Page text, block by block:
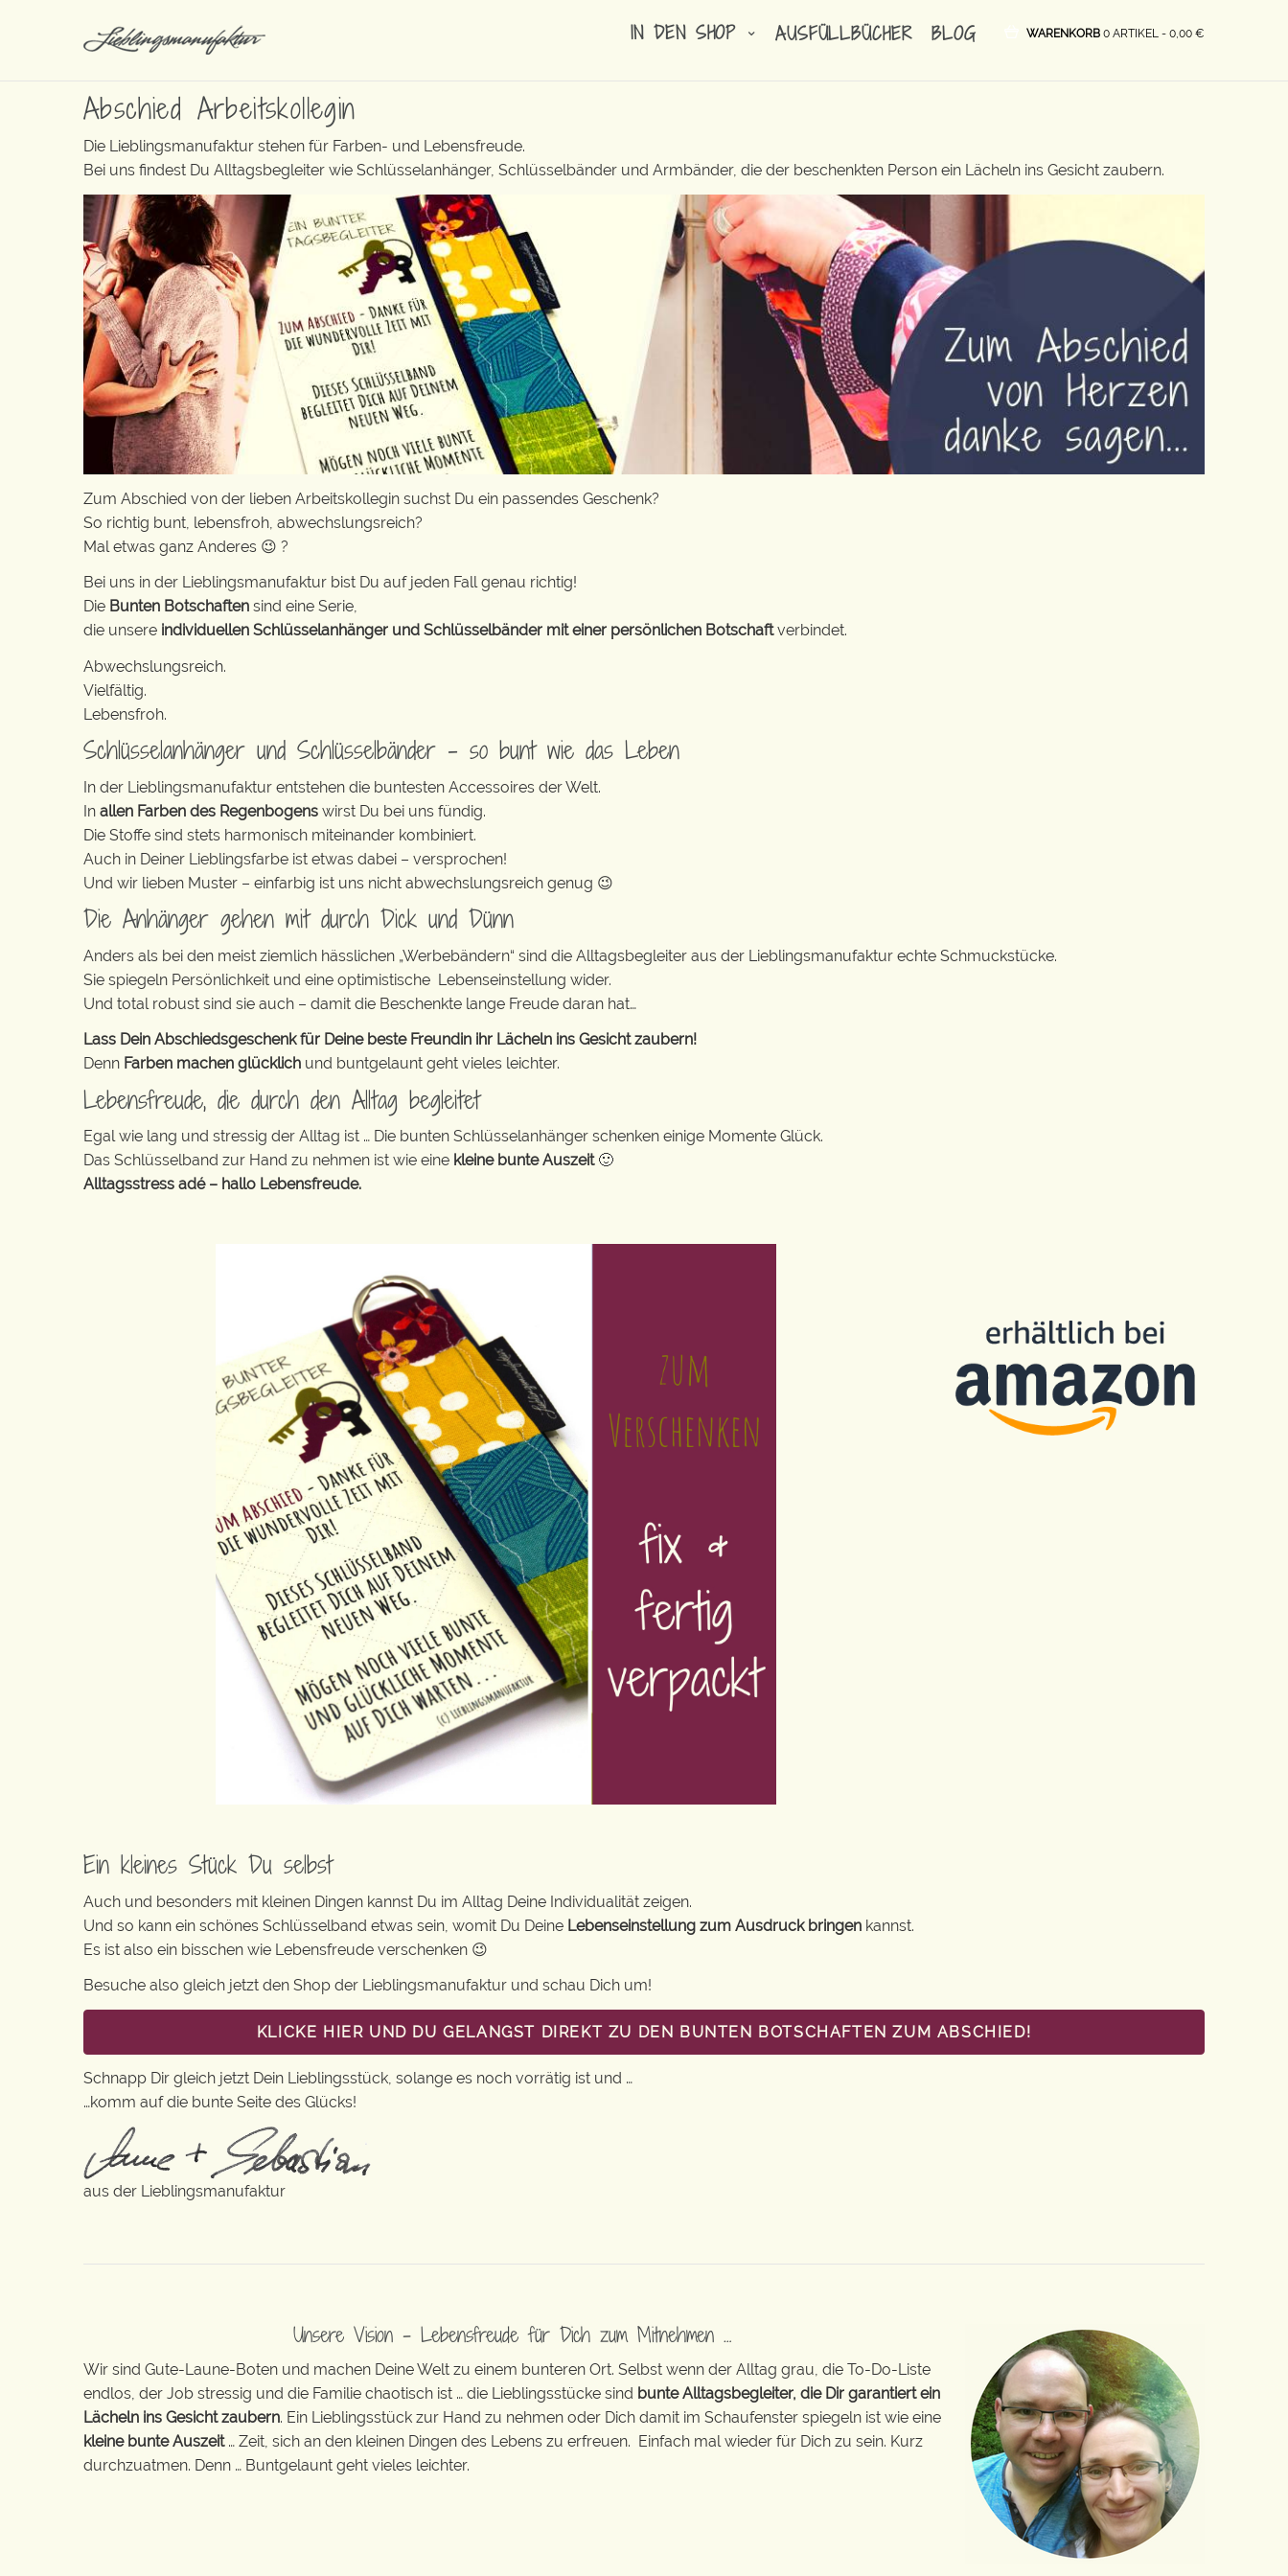
IN DEN SHOP AUSFÜLLBÜCHER BLOG WARENKORB 0 ARTIKEL - 0,00 €
Abschied Arbeitskollegin
Die Lieblingsmanufaktur stehen für Farben- und Lebensfreude.
Bei uns findest Du Alltagsbegleiter wie Schlüsselanhänger, Schlüsselbänder und Armbänder, die der beschenkten Person ein Lächeln ins Gesicht zaubern.
Zum Abschied von der lieben Arbeitskollegin suchst Du ein passendes Geschenk?
So richtig bunt, lebensfroh, abwechslungsreich?
Mal etwas ganz Anderes 😉 ?
Bei uns in der Lieblingsmanufaktur bist Du auf jeden Fall genau richtig!
Die Bunten Botschaften sind eine Serie,
die unsere individuellen Schlüsselanhänger und Schlüsselbänder mit einer persönlichen Botschaftverbindet.
Abwechslungsreich.
Vielfältig.
Lebensfroh.
Schlüsselanhänger und Schlüsselbänder – so bunt wie das Leben
In der Lieblingsmanufaktur entstehen die buntesten Accessoires der Welt.
In allen Farben des Regenbogens wirst Du bei uns fündig.
Die Stoffe sind stets harmonisch miteinander kombiniert.
Auch in Deiner Lieblingsfarbe ist etwas dabei – versprochen!
Und wir lieben Muster – einfarbig ist uns nicht abwechslungsreich genug 😉
Die Anhänger gehen mit durch Dick und Dünn
Anders als bei den meist ziemlich hässlichen „Werbebändern“ sind die Alltagsbegleiter aus der Lieblingsmanufaktur echte Schmuckstücke.
Sie spiegeln Persönlichkeit und eine optimistische Lebenseinstellung wider.
Und total robust sind sie auch – damit die Beschenkte lange Freude daran hat…
Lass Dein Abschiedsgeschenk für Deine beste Freundin ihr Lächeln ins Gesicht zaubern!
Denn Farben machen glücklich und buntgelaunt geht vieles leichter.
Lebensfreude, die durch den Alltag begleitet
Egal wie lang und stressig der Alltag ist … Die bunten Schlüsselanhänger schenken einige Momente Glück.
Das Schlüsselband zur Hand zu nehmen ist wie eine kleine bunte Auszeit🙂
Alltagsstress adé – hallo Lebensfreude.
Ein kleines Stück Du selbst
Auch und besonders mit kleinen Dingen kannst Du im Alltag Deine Individualität zeigen.
Und so kann ein schönes Schlüsselband etwas sein, womit Du Deine Lebenseinstellung zum Ausdruck bringen kannst.
Es ist also ein bisschen wie Lebensfreude verschenken 😉
Besuche also gleich jetzt den Shop der Lieblingsmanufaktur und schau Dich um!
KLICKE HIER UND DU GELANGST DIREKT ZU DEN BUNTEN BOTSCHAFTEN ZUM ABSCHIED!
Schnapp Dir gleich jetzt Dein Lieblingsstück, solange es noch vorrätig ist und …
…komm auf die bunte Seite des Glücks!
aus der Lieblingsmanufaktur
Unsere Vision – Lebensfreude für Dich zum Mitnehmen …
Wir sind Gute-Laune-Boten und machen Deine Welt zu einem bunteren Ort. Selbst wenn der Alltag grau, die To-Do-Liste
endlos, der Job stressig und die Familie chaotisch ist … die Lieblingsstücke sind bunte Alltagsbegleiter, die Dir garantiert ein
Lächeln ins Gesicht zaubern. Ein Lieblingsstück zur Hand zu nehmen oder Dich damit im Schaufenster spiegeln ist wie eine
kleine bunte Auszeit… Zeit, sich an den kleinen Dingen des Lebens zu erfreuen. Einfach mal wieder für Dich zu sein. Kurz
durchzuatmen. Denn … Buntgelaunt geht vieles leichter.